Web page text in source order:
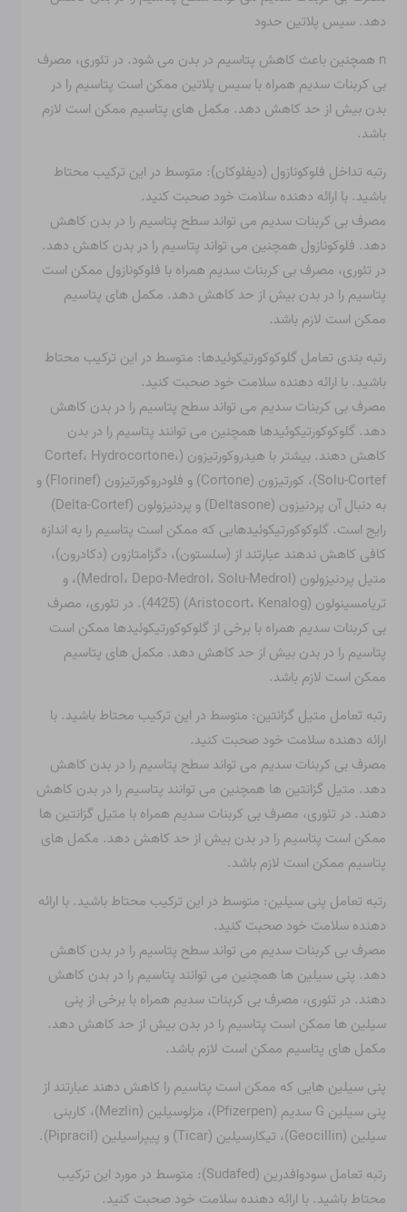
دهد. سیس پلاتین حدود
n همچنین باعث کاهش پتاسیم در بدن می شود. در تئوری، مصرف
بی کربنات سدیم همراه با سیس پلاتین ممکن است پتاسیم را در
بدن بیش از حد کاهش دهد. مکمل های پتاسیم ممکن است لازم
باشد.
رتبه تداخل فلوکونازول (دیفلوکان): متوسط ​​در این ترکیب محتاط
باشید. با ارائه دهنده سلامت خود صحبت کنید.
مصرف بی کربنات سدیم می تواند سطح پتاسیم را در بدن کاهش
دهد. فلوکونازول همچنین می تواند پتاسیم را در بدن کاهش دهد.
در تئوری، مصرف بی کربنات سدیم همراه با فلوکونازول ممکن است
پتاسیم را در بدن بیش از حد کاهش دهد. مکمل های پتاسیم
ممکن است لازم باشد.
رتبه بندی تعامل گلوکوکورتیکوئیدها: متوسط ​​در این ترکیب محتاط
باشید. با ارائه دهنده سلامت خود صحبت کنید.
مصرف بی کربنات سدیم می تواند سطح پتاسیم را در بدن کاهش
دهد. گلوکوکورتیکوئیدها همچنین می توانند پتاسیم را در بدن
کاهش دهند. بیشتر با هیدروکورتیزون (Cortef، Hydrocortone،
Solu-Cortef)، کورتیزون (Cortone) و فلودروکورتیزون (Florinef) و
به دنبال آن پردنیزون (Deltasone) و پردنیزولون (Delta-Cortef)
رایج است. گلوکوکورتیکوئیدهایی که ممکن است پتاسیم را به اندازه
کافی کاهش ندهند عبارتند از (سلستون)، دگزامتازون (دکادرون)،
متیل پردنیزولون (Medrol، Depo-Medrol، Solu-Medrol)، و
تریامسینولون (Aristocort، Kenalog) (4425). در تئوری، مصرف
بی کربنات سدیم همراه با برخی از گلوکوکورتیکوئیدها ممکن است
پتاسیم را در بدن بیش از حد کاهش دهد. مکمل های پتاسیم
ممکن است لازم باشد.
رتبه تعامل متیل گزانتین: متوسط ​​در این ترکیب محتاط باشید. با
ارائه دهنده سلامت خود صحبت کنید.
مصرف بی کربنات سدیم می تواند سطح پتاسیم را در بدن کاهش
دهد. متیل گزانتین ها همچنین می توانند پتاسیم را در بدن کاهش
دهند. در تئوری، مصرف بی کربنات سدیم همراه با متیل گزانتین ها
ممکن است پتاسیم را در بدن بیش از حد کاهش دهد. مکمل های
پتاسیم ممکن است لازم باشد.
رتبه تعامل پنی سیلین: متوسط ​​در این ترکیب محتاط باشید. با ارائه
دهنده سلامت خود صحبت کنید.
مصرف بی کربنات سدیم می تواند سطح پتاسیم را در بدن کاهش
دهد. پنی سیلین ها همچنین می توانند پتاسیم را در بدن کاهش
دهند. در تئوری، مصرف بی کربنات سدیم همراه با برخی از پنی
سیلین ها ممکن است پتاسیم را در بدن بیش از حد کاهش دهد.
مکمل های پتاسیم ممکن است لازم باشد.
پنی سیلین هایی که ممکن است پتاسیم را کاهش دهند عبارتند از
پنی سیلین G سدیم (Pfizerpen)، مزلوسیلین (Mezlin)، کاربنی
سیلین (Geocillin)، تیکارسیلین (Ticar) و پیپراسیلین (Pipracil).
رتبه تعامل سودوافدرین (Sudafed): متوسط ​​در مورد این ترکیب
محتاط باشید. با ارائه دهنده سلامت خود صحبت کنید.